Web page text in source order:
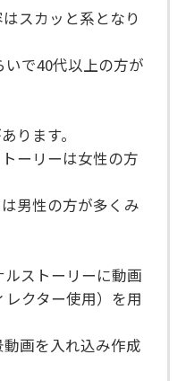
スカッと系となり
で40代以上の方が
ります。
ーリーは女性の方
男性の方が多くみ
ストーリーに動画
クター使用）を用
画を入れ込み作成